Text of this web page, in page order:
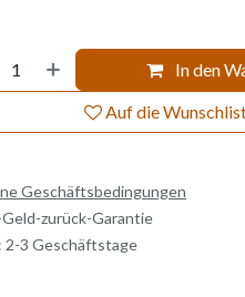
In den
Auf die
Geschäftsbedingungen
zurück-Garantie
2-3 Geschäftstage